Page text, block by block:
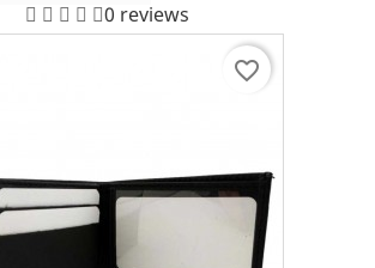
0 reviews
favorite_border